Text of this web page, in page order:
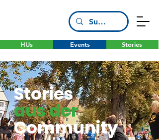
HUs Stories
Events
Stories
aus der
Community